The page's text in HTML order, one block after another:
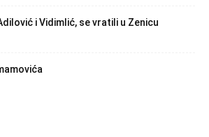
i Vidimlić, se vratili u Zenicu